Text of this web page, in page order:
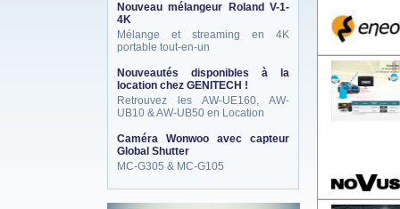
Nouveau mélangeur Roland V-1-
4K
Mélange et streaming en 4K
portable tout-en-un
Nouveautés disponibles à la
location chez GENITECH !
Retrouvez les AW-UE160, AW-
UB10 & AW-UB50 en Location
Caméra Wonwoo avec capteur
Global Shutter
MC-G305 & MC-G105